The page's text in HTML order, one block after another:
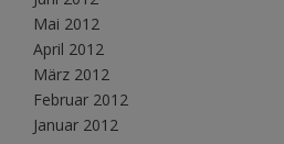
Mai 2012
April 2012
März 2012
Februar 2012
Januar 2012